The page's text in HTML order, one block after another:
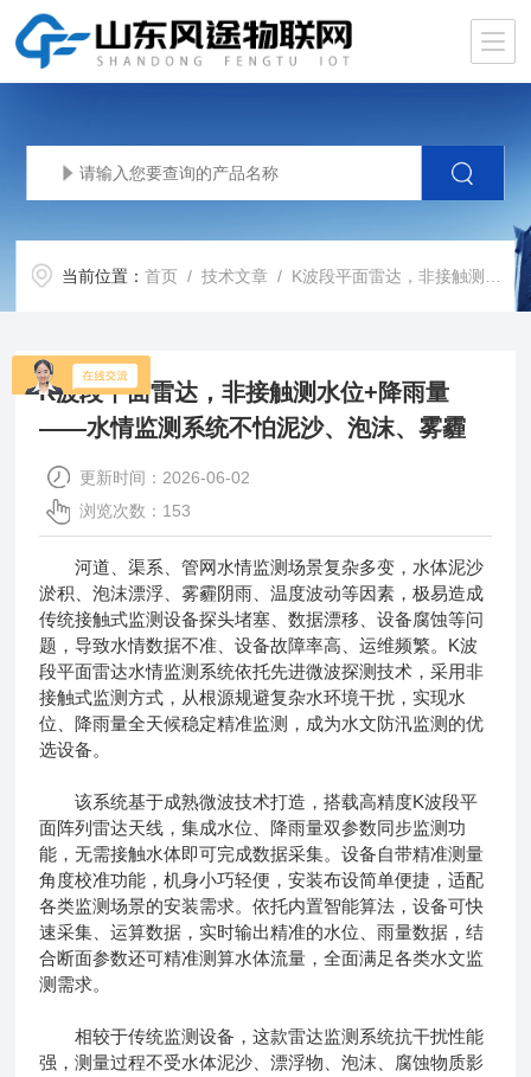
当前位置：首页 /技术文章 / K波段平面雷达，非接触测水位+降雨量——水情监测系统不怕泥沙、泡沫、雾霾
K波段平面雷达，非接触测水位+降雨量
——水情监测系统不怕泥沙、泡沫、雾霾
更新时间：2026-06-02
浏览次数：153
河道、渠系、管网水情监测场景复杂多变，水体泥沙
淤积、泡沫漂浮、雾霾阴雨、温度波动等因素，极易造成
传统接触式监测设备探头堵塞、数据漂移、设备腐蚀等问
题，导致水情数据不准、设备故障率高、运维频繁。K波
段平面雷达水情监测系统依托先进微波探测技术，采用非
接触式监测方式，从根源规避复杂水环境干扰，实现水
位、降雨量全天候稳定精准监测，成为水文防汛监测的优
选设备。
该系统基于成熟微波技术打造，搭载高精度K波段平
面阵列雷达天线，集成水位、降雨量双参数同步监测功
能，无需接触水体即可完成数据采集。设备自带精准测量
角度校准功能，机身小巧轻便，安装布设简单便捷，适配
各类监测场景的安装需求。依托内置智能算法，设备可快
速采集、运算数据，实时输出精准的水位、雨量数据，结
合断面参数还可精准测算水体流量，全面满足各类水文监
测需求。
相较于传统监测设备，这款雷达监测系统抗干扰性能
强，测量过程不受水体泥沙、漂浮物、泡沫、腐蚀物质影